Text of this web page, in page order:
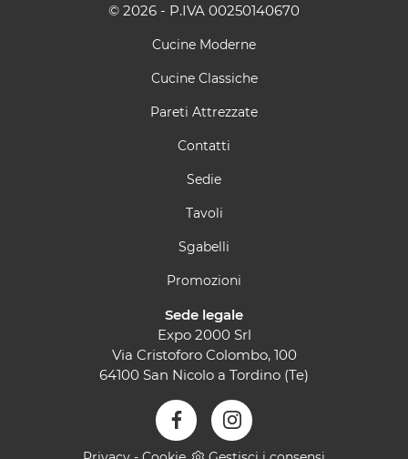
© 2026 - P.IVA 00250140670
Cucine Moderne
Cucine Classiche
Pareti Attrezzate
Contatti
Sedie
Tavoli
Sgabelli
Promozioni
Sede legale
Expo 2000 Srl
Via Cristoforo Colombo, 100
64100 San Nicolo a Tordino (Te)